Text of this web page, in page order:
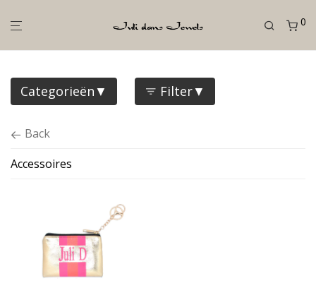
0
Categorieën Filter
Back
Accessoires